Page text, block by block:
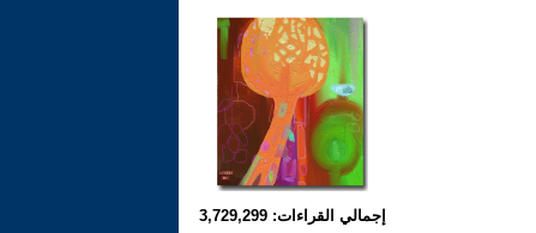
إجمالي القراءات: 3,729,299